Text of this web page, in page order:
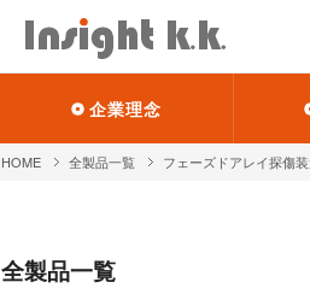
企業理念
HOME 全製品一覧 フェーズドアレイ探傷
全製品一覧